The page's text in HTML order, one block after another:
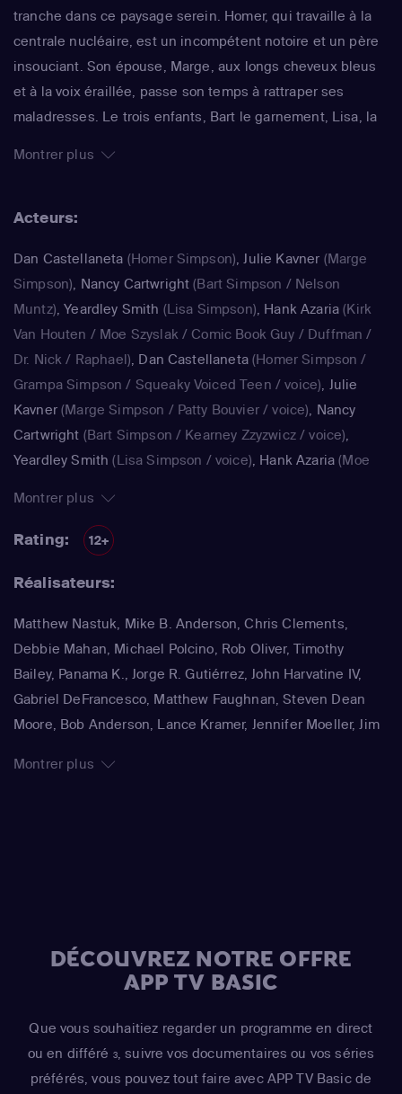
tranche dans ce paysage serein. Homer, qui travaille à la
centrale nucléaire, est un incompétent notoire et un père
insouciant. Son épouse, Marge, aux longs cheveux bleus
et à la voix éraillée, passe son temps à rattraper ses
maladresses. Le trois enfants, Bart le garnement, Lisa, la
rendent joyeux et animé le quotidien de ce foyer. La série
saison, est régulièrement récompensée aux Emmy Awards
Montrer plus
Acteurs:
Dan Castellaneta (Homer Simpson),Julie Kavner (Marge
Simpson), Nancy Cartwright (Bart Simpson / Nelson
Muntz),Yeardley Smith (Lisa Simpson), Hank Azaria (Kirk
Van Houten / Moe Szyslak / Comic Book Guy / Duffman /
Dr. Nick / Raphael), Dan Castellaneta(Homer Simpson /
Grampa Simpson / Squeaky Voiced Teen / voice), Julie
Kavner(Marge Simpson / Patty Bouvier / voice), Nancy
Cartwright (Bart Simpson / Kearney Zzyzwicz / voice),
Yeardley Smith (Lisa Simpson / voice), Hank Azaria (Moe
Lawyer / Lifeguard / Very Tall Man / voice)
Castellaneta(Homer Simpson / Kodos)
(Bart Simpson)
Houten / Clancy Wiggum / Snake Jailbird / Maximilian von
(Marge Simpson / Patty Bouvier / Selma
Bouvier)
Nancy Cartwright
(Cletus Spuckler / Kirk Van
Comic Book Guy)
Montrer plus
Rating: 12+
Réalisateurs:
Matthew Nastuk, Mike B. Anderson, Chris Clements,
Debbie Mahan, Michael Polcino, Rob Oliver, Timothy
Bailey, Panama K., Jorge R. Gutiérrez, John Harvatine IV,
Gabriel DeFrancesco, Matthew Faughnan, Steven Dean
Moore, Bob Anderson, Lance Kramer, Jennifer Moeller, Jim
Montrer plus
DÉCOUVREZ NOTRE OFFRE
APP TV BASIC
Que vous souhaitiez regarder un programme en direct
ou en différé 3, suivre vos documentaires ou vos séries
préférés, vous pouvez tout faire avec APP TV Basic de